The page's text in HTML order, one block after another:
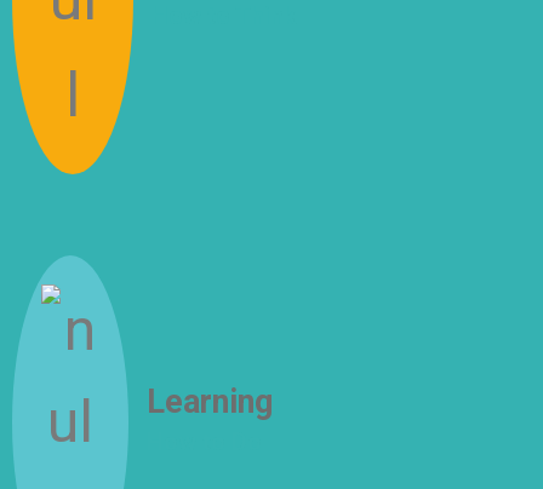
Learning